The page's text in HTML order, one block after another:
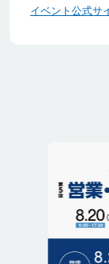
イベント公式サ